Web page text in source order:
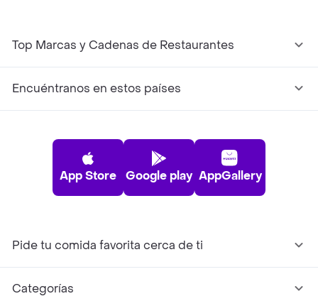
Top Marcas y Cadenas de Restaurantes
Encuéntranos en estos países
App Store Google play AppGallery
Pide tu comida favorita cerca de ti
Categorías